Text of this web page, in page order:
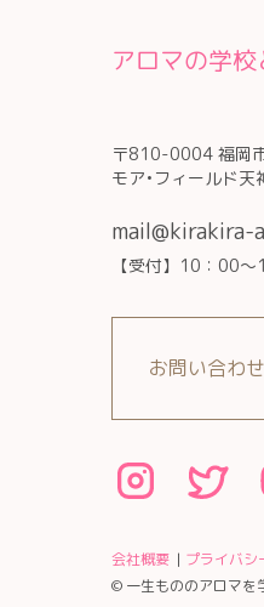
アロマの学
〒810-0004 福岡
モア•フィールド天
mail@kirakira-
【受付】10：00
お問い合わせ
会社概要
プライバシ
© 一生もののアロマを